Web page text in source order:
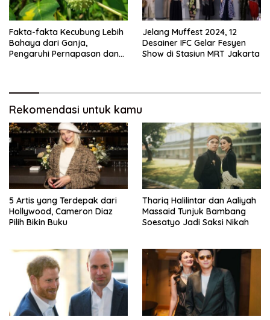
Fakta-fakta Kecubung Lebih
Bahaya dari Ganja,
Pengaruhi Pernapasan dan
Jelang Muffest 2024, 12
Desainer IFC Gelar Fesyen
Show di Stasiun MRT Jakarta
Rekomendasi untuk kamu
5 Artis yang Terdepak dari
Hollywood, Cameron Diaz
Pilih Bikin Buku
Thariq Halilintar dan Aaliyah
Massaid Tunjuk Bambang
Soesatyo Jadi Saksi Nikah